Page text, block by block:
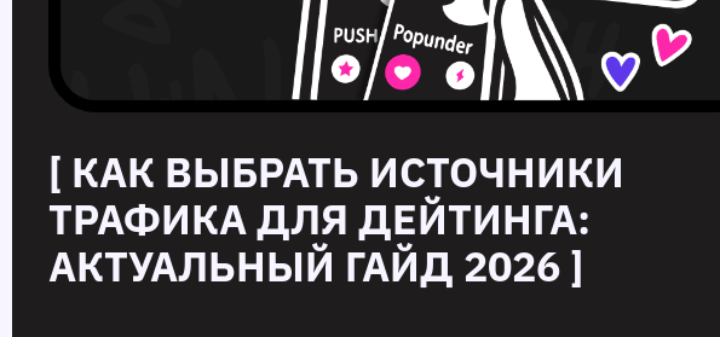
[ КАК ВЫБРАТЬ ИСТОЧНИКИ
ТРАФИКА ДЛЯ ДЕЙТИНГА:
АКТУАЛЬНЫЙ ГАЙД 2026 ]